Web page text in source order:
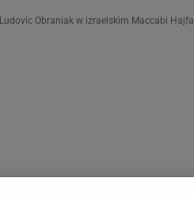
Ludovic Obraniak w izraelskim Maccabi Hajfa